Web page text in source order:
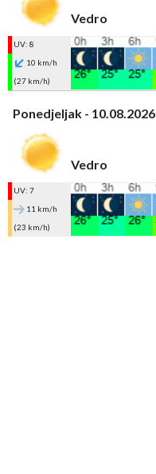
Vedro
UV: 8
10 km/h
(27 km/h)
Ponedjeljak - 10.08.2026
Vedro
UV: 7
11 km/h
(23 km/h)